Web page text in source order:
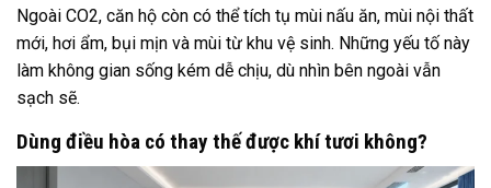
Ngoài CO2, căn hộ còn có thể tích tụ mùi nấu ăn, mùi nội thất
mới, hơi ẩm, bụi mịn và mùi từ khu vệ sinh. Những yếu tố này
làm không gian sống kém dễ chịu, dù nhìn bên ngoài vẫn
sạch sẽ.
Dùng điều hòa có thay thế được khí tươi không?